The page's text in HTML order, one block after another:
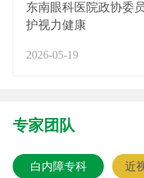
东南眼科医院政协委
护视力健康
2026-05-19
专家团队
白内障专科